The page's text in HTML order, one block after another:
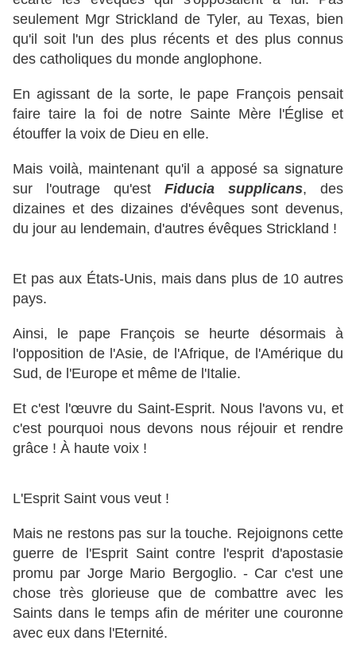
seulement Mgr Strickland de Tyler, au Texas, bien
qu'il soit l'un des plus récents et des plus connus
des catholiques du monde anglophone.
En agissant de la sorte, le pape François pensait
faire taire la foi de notre Sainte Mère l'Église et
étouffer la voix de Dieu en elle.
Mais voilà, maintenant qu'il a apposé sa signature
sur l'outrage qu'est Fiducia supplicans, des
dizaines et des dizaines d'évêques sont devenus,
du jour au lendemain, d'autres évêques Strickland !
Et pas aux États-Unis, mais dans plus de 10 autres
pays.
Ainsi, le pape François se heurte désormais à
l'opposition de l'Asie, de l'Afrique, de l'Amérique du
Sud, de l'Europe et même de l'Italie.
Et c'est l'œuvre du Saint-Esprit. Nous l'avons vu, et
c'est pourquoi nous devons nous réjouir et rendre
grâce ! À haute voix !
L'Esprit Saint vous veut !
Mais ne restons pas sur la touche. Rejoignons cette
guerre de l'Esprit Saint contre l'esprit d'apostasie
promu par Jorge Mario Bergoglio. - Car c'est une
chose très glorieuse que de combattre avec les
Saints dans le temps afin de mériter une couronne
avec eux dans l'Eternité.